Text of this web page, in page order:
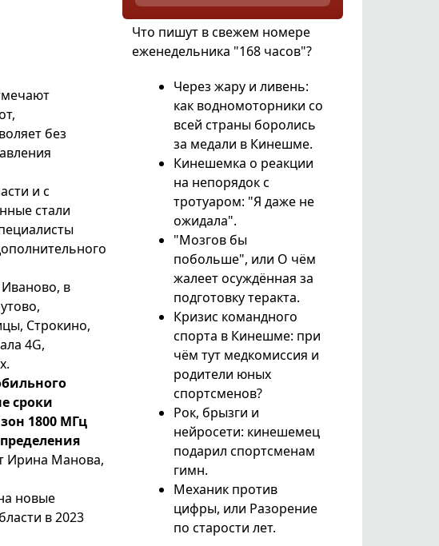
без
и с
стали
в
Строкино,
4G,
сроки
1800 МГц
Ирина Манова,
новые
в 2023
Что пишут в свежем номере
еженедельника "168 часов"?
Через жару и ливень:
как водномоторники со
всей страны боролись
за медали в Кинешме.
Кинешемка о реакции
на непорядок с
тротуаром: "Я даже не
ожидала".
"Мозгов бы
побольше", или О чём
жалеет осуждённая за
подготовку теракта.
Кризис командного
спорта в Кинешме: при
чём тут медкомиссия и
родители юных
спортсменов?
Рок, брызги и
нейросети: кинешемец
подарил спортсменам
гимн.
Механик против
цифры, или Разорение
по старости лет.